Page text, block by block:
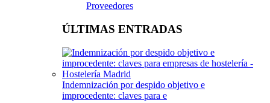
Proveedores
ÚLTIMAS ENTRADAS
Indemnización por despido objetivo e
improcedente: claves para e